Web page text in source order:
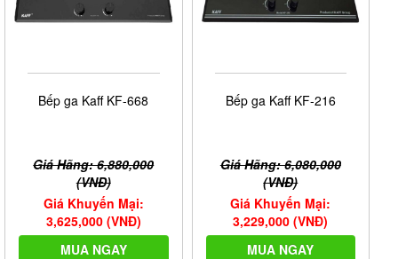
Bếp ga Kaff KF-668
Giá Hãng: 6,880,000
(VNĐ)
Giá Khuyến Mại:
3,625,000 (VNĐ)
MUA NGAY
Bếp ga Kaff KF-216
Giá Hãng: 6,080,000
(VNĐ)
Giá Khuyến Mại:
3,229,000 (VNĐ)
MUA NGAY